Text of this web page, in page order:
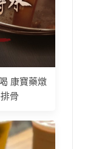
康寶藥燉
骨